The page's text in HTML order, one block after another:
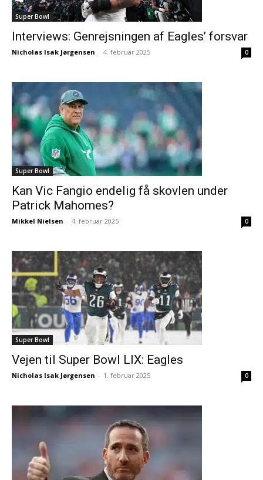
Super Bowl
Interviews: Genrejsningen af Eagles’ forsvar
Nicholas Isak Jørgensen - 4. februar 2025 0
Super Bowl
Kan Vic Fangio endelig få skovlen under
Patrick Mahomes?
Mikkel Nielsen - 4. februar 2025 0
Super Bowl
Vejen til Super Bowl LIX: Eagles
Nicholas Isak Jørgensen - 1. februar 2025 0